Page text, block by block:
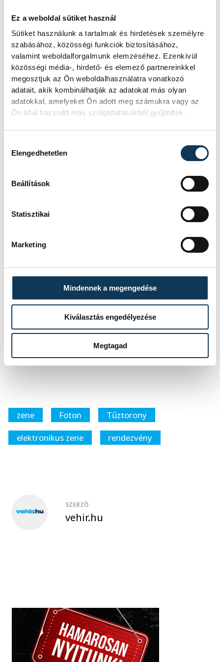
Ez a weboldal sütiket használ
Sütiket használunk a tartalmak és hirdetések személyre
szabásához, közösségi funkciók biztosításához,
valamint weboldalforgalmunk elemzéséhez. Ezenkívül
közösségi média-, hirdető- és elemező partnereinkkel
megosztjuk az Ön weboldalhasználatra vonatkozó
adatait, akik kombinálhatják az adatokat más olyan
adatokkal, amelyeket Ön adott meg számukra vagy az
Ön által használt más szolgáltatásokból gyűjtöttek.
Elengedhetetlen
Beállítások
Statisztikai
Marketing
Mindennek a megengedése
Kiválasztás engedélyezése
Megtagad
rendezvény a környéken. Céljuk, hogy
további hasonló bulikkal gazdagítsák a
helyi közösséget, és újabb zenei
kalandokra hívják a közönséget.
Az esemény összességében egy új szintre
emelte itthon a szabadtéri zenei estek
környezete, a professzionális zenei és
légkör tökéletes harmóniája mind
valóban különleges legyen.
Fotók: Sun and Moon - Pesthy Márton
Sun and Moon
28 kép
zene Foton
Tűztorony
elektronikus zene
rendezvény
SZERZŐ
vehir.hu